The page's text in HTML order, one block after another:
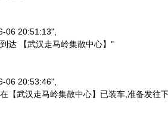
06 20:51:13",
件到达 【武汉走马岭集散中心】"
06 20:53:46",
快件在【武汉走马岭集散中心】已装车,准备发往